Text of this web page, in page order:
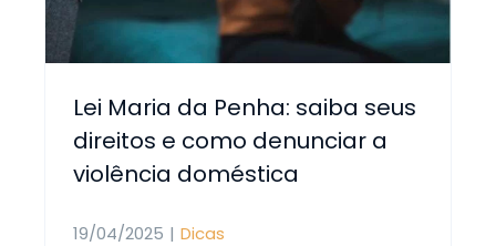
Lei Maria da Penha: saiba seus
direitos e como denunciar a
violência doméstica
19/04/2025 | Dicas